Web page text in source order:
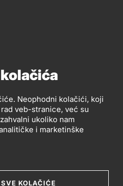
Neophodni kolačići, koji
veb-stranice, već su
ukoliko nam
i marketinške
KOLAČIĆE
(Zemun), Srbija